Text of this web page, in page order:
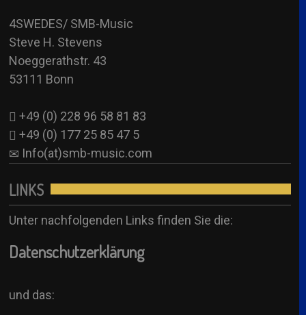
4SW Sub
See all
Booking Formular
4SWEDES/ SMB-Music
Steve H. Stevens
Noeggerathstr. 43
53111 Bonn
+49 (0) 228 96 58 81 83
+49 (0) 177 25 85 47 5
Info(at)smb-music.com
LINKS
Unter nachfolgenden Links finden Sie die:
Datenschutzerklärung
und das: